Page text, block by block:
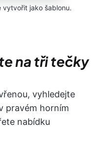
jako šablonu.
na tři tečky
vyhledejte
pravém horním
nabídku